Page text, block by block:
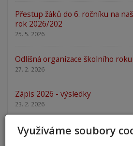
Přestup žáků do 6. ročníku na
rok 2026/202
25. 5. 2026
Odlišná organizace školního
27. 2. 2026
Zápis 2026 - výsledky
23. 2. 2026
Zápis 2026
14. 1. 2026
Využíváme soubory